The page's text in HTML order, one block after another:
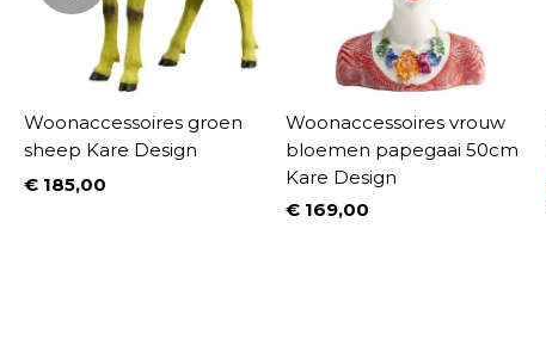
Woonaccessoires groen
sheep Kare Design
Prijs
€ 185,00
Woonaccessoires vrouw
bloemen papegaai 50cm
Kare Design
Prijs
€ 169,00